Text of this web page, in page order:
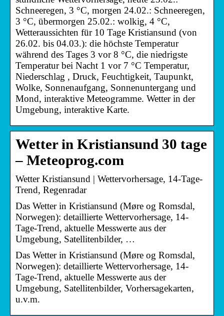
Schneeregen, 3 °C, morgen 24.02.: Schneeregen,
3 °C, übermorgen 25.02.: wolkig, 4 °C,
Wetteraussichten für 10 Tage Kristiansund (von
26.02. bis 04.03.): die höchste Temperatur
während des Tages 3 vor 8 °C, die niedrigste
Temperatur bei Nacht 1 vor 7 °C Temperatur,
Niederschlag , Druck, Feuchtigkeit, Taupunkt,
Wolke, Sonnenaufgang, Sonnenuntergang und
Mond, interaktive Meteogramme. Wetter in der
Umgebung, interaktive Karte.
Wetter in Kristiansund 30 tage
– Meteoprog.com
Wetter Kristiansund | Wettervorhersage, 14-Tage-
Trend, Regenradar
Das Wetter in Kristiansund (Møre og Romsdal,
Norwegen): detaillierte Wettervorhersage, 14-
Tage-Trend, aktuelle Messwerte aus der
Umgebung, Satellitenbilder, …
Das Wetter in Kristiansund (Møre og Romsdal,
Norwegen): detaillierte Wettervorhersage, 14-
Tage-Trend, aktuelle Messwerte aus der
Umgebung, Satellitenbilder, Vorhersagekarten,
u.v.m.